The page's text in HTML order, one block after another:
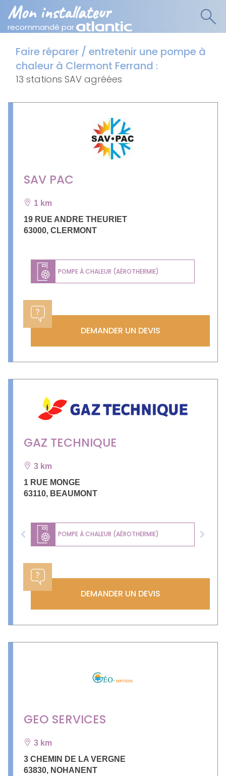
Mon installateur
recommandé par
Faire réparer / entretenir une pompe à
chaleur à Clermont Ferrand :
13 stations SAV agréées
SAV PAC
1 km
19 RUE ANDRE THEURIET
63000, CLERMONT
POMPE À CHALEUR (AÉROTHERMIE)
DEMANDER UN DEVIS
GAZ TECHNIQUE
3 km
1 RUE MONGE
63110, BEAUMONT
POMPE À CHALEUR (AÉROTHERMIE)
Previous Next
DEMANDER UN DEVIS
GEO SERVICES
3 km
3 CHEMIN DE LA VERGNE
63830, NOHANENT